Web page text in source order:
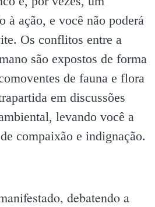
à ação, e você não poderá
Os conflitos entre a
são expostos de forma
de fauna e flora
em discussões
levando você a
compaixão e indignação.
debatendo a